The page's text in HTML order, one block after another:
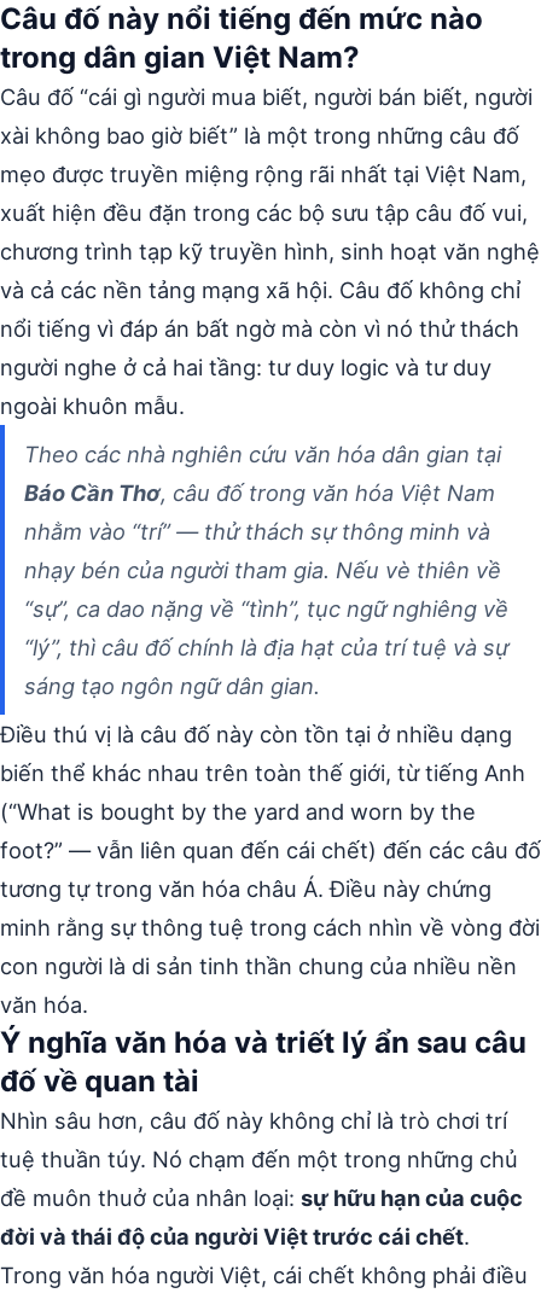
Câu đố này nổi tiếng đến mức nào
trong dân gian Việt Nam?
Câu đố “cái gì người mua biết, người bán biết, người
xài không bao giờ biết” là một trong những câu đố
mẹo được truyền miệng rộng rãi nhất tại Việt Nam,
xuất hiện đều đặn trong các bộ sưu tập câu đố vui,
chương trình tạp kỹ truyền hình, sinh hoạt văn nghệ
và cả các nền tảng mạng xã hội. Câu đố không chỉ
nổi tiếng vì đáp án bất ngờ mà còn vì nó thử thách
người nghe ở cả hai tầng: tư duy logic và tư duy
ngoài khuôn mẫu.
Theo các nhà nghiên cứu văn hóa dân gian tại
Báo Cần Thơ, câu đố trong văn hóa Việt Nam
nhằm vào “trí” — thử thách sự thông minh và
nhạy bén của người tham gia. Nếu vè thiên về
“sự”, ca dao nặng về “tình”, tục ngữ nghiêng về
“lý”, thì câu đố chính là địa hạt của trí tuệ và sự
sáng tạo ngôn ngữ dân gian.
Điều thú vị là câu đố này còn tồn tại ở nhiều dạng
biến thể khác nhau trên toàn thế giới, từ tiếng Anh
(“What is bought by the yard and worn by the
foot?” — vẫn liên quan đến cái chết) đến các câu đố
tương tự trong văn hóa châu Á. Điều này chứng
minh rằng sự thông tuệ trong cách nhìn về vòng đời
con người là di sản tinh thần chung của nhiều nền
văn hóa.
Ý nghĩa văn hóa và triết lý ẩn sau câu
đố về quan tài
Nhìn sâu hơn, câu đố này không chỉ là trò chơi trí
tuệ thuần túy. Nó chạm đến một trong những chủ
đề muôn thuở của nhân loại: sự hữu hạn của cuộc
đời và thái độ của người Việt trước cái chết.
Trong văn hóa người Việt, cái chết không phải điều